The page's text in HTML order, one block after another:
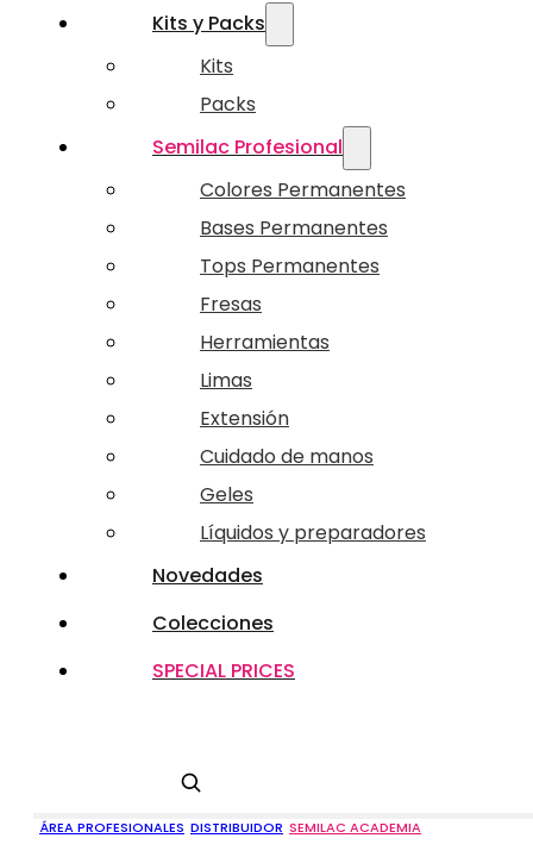
Kits y Packs
Kits
Packs
Semilac Profesional
Colores Permanentes
Bases Permanentes
Tops Permanentes
Fresas
Herramientas
Limas
Extensión
Cuidado de manos
Geles
Líquidos y preparadores
Novedades
Colecciones
SPECIAL PRICES
ÁREA PROFESIONALES DISTRIBUIDOR SEMILAC ACADEMIA